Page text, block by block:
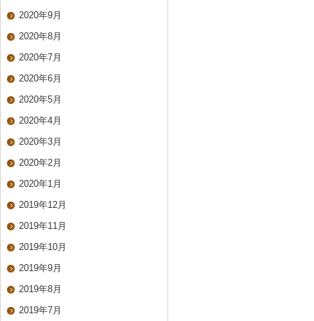
2020年9月
2020年8月
2020年7月
2020年6月
2020年5月
2020年4月
2020年3月
2020年2月
2020年1月
2019年12月
2019年11月
2019年10月
2019年9月
2019年8月
2019年7月